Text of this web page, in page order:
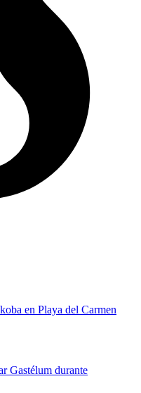
en Playa del Carmen
Gastélum durante